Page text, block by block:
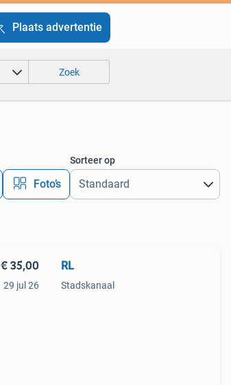
Plaats advertentie
Zoek
Foto’s
Sorteer op
€ 35,00
29 jul 26
RL
Stadskanaal